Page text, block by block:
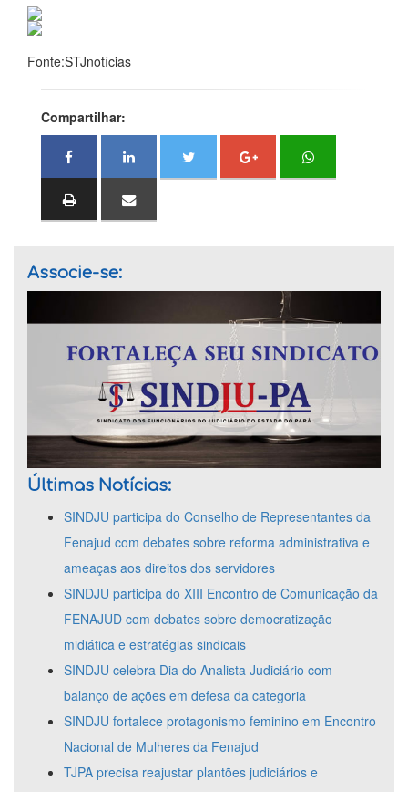
Fonte:STJnotícias
Compartilhar:
Associe-se:
Últimas Notícias:
SINDJU participa do Conselho de Representantes da
Fenajud com debates sobre reforma administrativa e
ameaças aos direitos dos servidores
SINDJU participa do XIII Encontro de Comunicação da
FENAJUD com debates sobre democratização
midiática e estratégias sindicais
SINDJU celebra Dia do Analista Judiciário com
balanço de ações em defesa da categoria
SINDJU fortalece protagonismo feminino em Encontro
Nacional de Mulheres da Fenajud
TJPA precisa reajustar plantões judiciários e